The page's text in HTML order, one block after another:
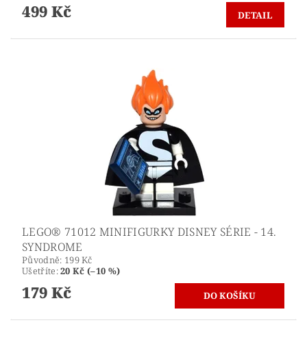
499 Kč DETAIL
LEGO® 71012 MINIFIGURKY DISNEY SÉRIE - 14.
SYNDROME
Původně: 199 Kč
Ušetříte:20 Kč (–10 %)
179 Kč